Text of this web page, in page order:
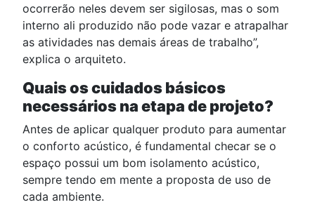
ocorrerão neles devem ser sigilosas, mas o som
interno ali produzido não pode vazar e atrapalhar
as atividades nas demais áreas de trabalho”,
explica o arquiteto.
Quais os cuidados básicos
necessários na etapa de projeto?
Antes de aplicar qualquer produto para aumentar
o conforto acústico, é fundamental checar se o
espaço possui um bom isolamento acústico,
sempre tendo em mente a proposta de uso de
cada ambiente.